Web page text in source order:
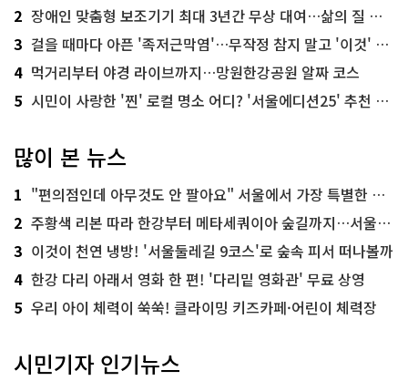
2 장애인 맞춤형 보조기기 최대 3년간 무상 대여…삶의 질 높인다
3 걸을 때마다 아픈 '족저근막염'…무작정 참지 말고 '이것' 해보세요!
4 먹거리부터 야경 라이브까지…망원한강공원 알짜 코스
5 시민이 사랑한 '찐' 로컬 명소 어디? '서울에디션25' 추천 코스
많이 본 뉴스
1 "편의점인데 아무것도 안 팔아요" 서울에서 가장 특별한 편의점의 정체
2 주황색 리본 따라 한강부터 메타세쿼이아 숲길까지…서울둘레길 15코스
3 이것이 천연 냉방! '서울둘레길 9코스'로 숲속 피서 떠나볼까
4 한강 다리 아래서 영화 한 편! '다리밑 영화관' 무료 상영
5 우리 아이 체력이 쑥쑥! 클라이밍 키즈카페·어린이 체력장
시민기자 인기뉴스